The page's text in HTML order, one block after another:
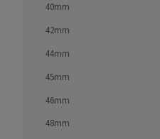
40mm
42mm
44mm
45mm
46mm
48mm